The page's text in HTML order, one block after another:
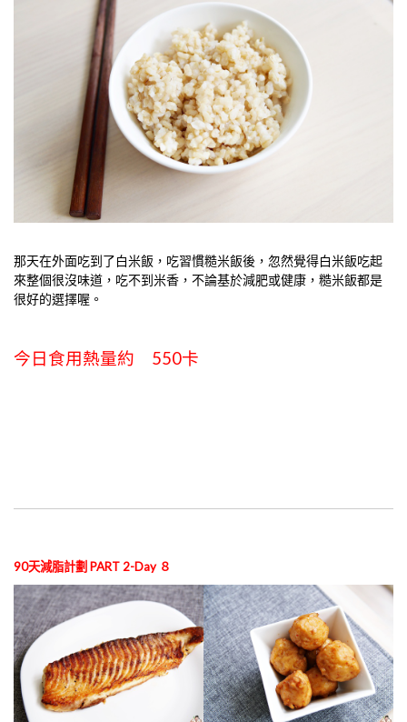
那天在外面吃到了白米飯，吃習慣糙米飯後，忽然覺得白米飯吃起
來整個很沒味道，吃不到米香，不論基於減肥或健康，糙米飯都是
很好的選擇喔。
今日食用熱量約 550卡
90天減脂計劃 PART 2-Day ８